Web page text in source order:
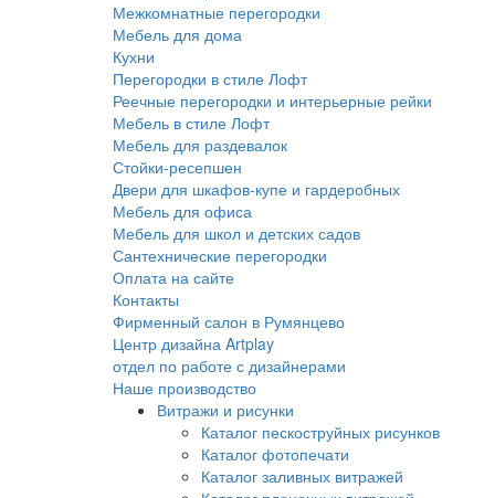
Межкомнатные перегородки
Мебель для дома
Кухни
Перегородки в стиле Лофт
Реечные перегородки и интерьерные рейки
Мебель в стиле Лофт
Мебель для раздевалок
Стойки-ресепшен
Двери для шкафов-купе и гардеробных
Мебель для офиса
Мебель для школ и детских садов
Сантехнические перегородки
Оплата на сайте
Контакты
Фирменный салон в Румянцево
Центр дизайна Artplay
отдел по работе с дизайнерами
Наше производство
Витражи и рисунки
Каталог пескоструйных рисунков
Каталог фотопечати
Каталог заливных витражей